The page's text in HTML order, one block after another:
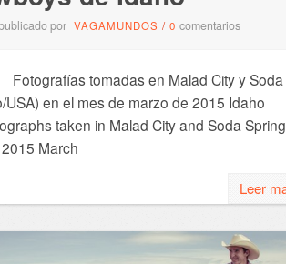
por VAGAMUNDOS / 0 comentarios
Fotografías tomadas en Malad City y Soda
USA) en el mes de marzo de 2015 Idaho
taken in Malad City and Soda
March
Leer